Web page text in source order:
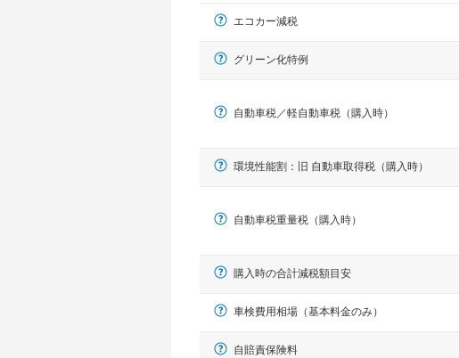
軽自動車
エコカー減税
グリーン化特例
自動車税／軽自動車税（購入時）
環境性能割：旧 自動車取得税（購入時）
自動車税重量税（購入時）
購入時の合計減税額目安
車検費用相場（基本料金のみ）
自賠責保険料